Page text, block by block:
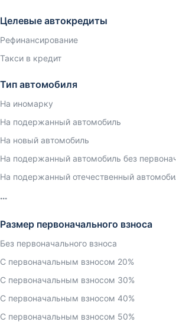
Целевые автокредиты
Рефинансирование
Такси в кредит
Тип автомобиля
На иномарку
На подержанный автомобиль
На новый автомобиль
На подержанный автомобиль без
На подержанный отечественный
Размер первоначального взноса
Без первоначального взноса
С первоначальным взносом 20%
С первоначальным взносом 30%
С первоначальным взносом 40%
С первоначальным взносом 50%